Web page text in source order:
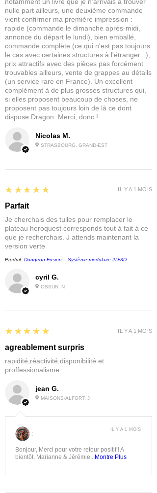
Nicolas M.
STRASBOURG, GRAND-EST
notamment un livre que je n'arrivais à trouver
nulle part ailleurs, une deuxième commande
vient confirmer ma première impression :
rapide (commande le dimanche après-midi,
annonce du départ le lundi), bien emballé,
commande complète (ce qui n'est pas toujours
le cas avec certaines structures à l'étranger...),
prix attractifs avec des pièces pas forcément
trouvables ailleurs, vente de grappes au détails
(un service rare en France). Un excellent
complément à de plus grosses structures qui,
si elles proposent beaucoup de choses, ne
proposent pas toujours loin de là ce dont
dispose Dragon. Merci, donc !
cyril G.
OSSUN, N
5
★★★★★
Parfait
Je cherchais des tuiles pour remplacer le
plateau heroquest corresponds tout à fait à ce
que je recherchais. J attends maintenant la
version verte
Produit: Dungeon Fusion – Système modulaire 2D/3D
IL Y A 1 MOIS
jean G.
MAISONS-ALFORT, J
5
★★★★★
agreablement surpris
rapidité,réactivité,disponibilité et
proffessionalisme
IL Y A 1 MOIS
:
Bonjour, Merci pour votre retour positif ! A
bientôt, Marianne & Jérémie...Montre Plus
IL Y A 1 MOIS